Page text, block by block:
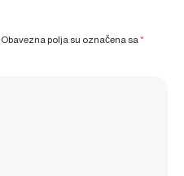
Obavezna polja su označena sa*